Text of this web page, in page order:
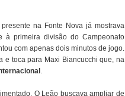
na Fonte Nova já mostrava
à primeira divisão do Campeonato
com apenas dois minutos de jogo.
e toca para Maxi Biancucchi que, na
.
O Leão buscava ampliar de